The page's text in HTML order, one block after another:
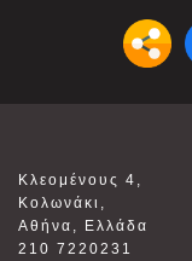
Κλεομένους 4,
Κολωνάκι,
Αθήνα, Ελλάδα
210 7220231